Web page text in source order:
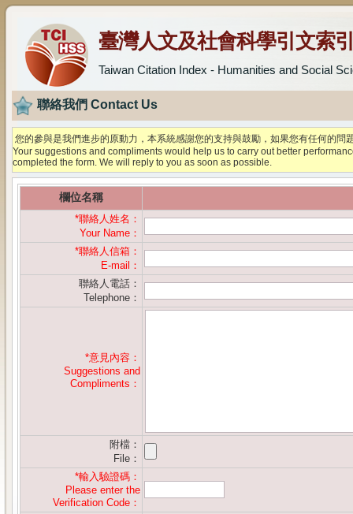
臺灣人文及社會科學引文索
Taiwan Citation Index - Humanities and Social
聯絡我們 Contact Us
您的參與是我們進步的原動力，本系統感謝您的支持與鼓勵，如果您有任何的
Your suggestions and compliments would help us to carry out better
completed the form. We will reply to you as soon as possible.
欄位名稱
*聯絡人姓名：
Your Name：
*聯絡人信箱：
E-mail：
聯絡人電話：
Telephone：
*意見內容：
Suggestions and
Compliments：
附檔：
File：
*輸入驗證碼：
Please enter the
Verification Code：